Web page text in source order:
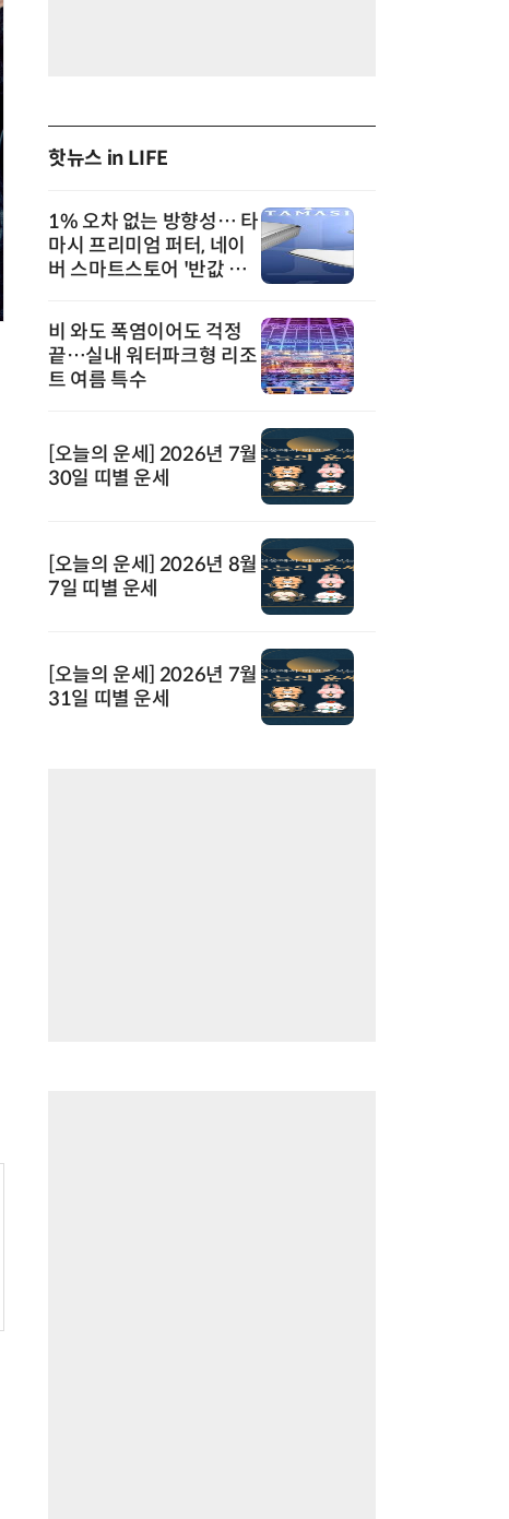
핫뉴스 in LIFE
1% 오차 없는 방향성… 타
마시 프리미엄 퍼터, 네이
버 스마트스토어 '반값 할
비 와도 폭염이어도 걱정
끝…실내 워터파크형 리조
트 여름 특수
[오늘의 운세] 2026년 7월
30일 띠별 운세
[오늘의 운세] 2026년 8월
7일 띠별 운세
[오늘의 운세] 2026년 7월
31일 띠별 운세